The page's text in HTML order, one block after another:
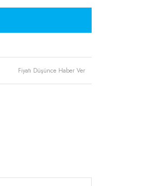
Fiyatı Düşünce Haber Ver